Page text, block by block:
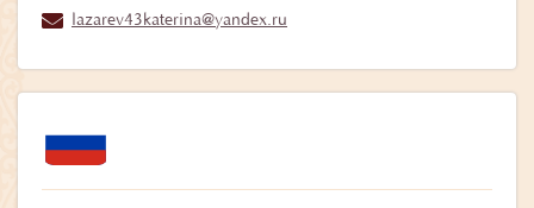
lazarev43katerina@yandex.ru